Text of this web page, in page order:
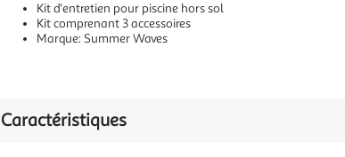
Kit d'entretien pour piscine hors sol
Kit comprenant 3 accessoires
Marque: Summer Waves
Caractéristiques